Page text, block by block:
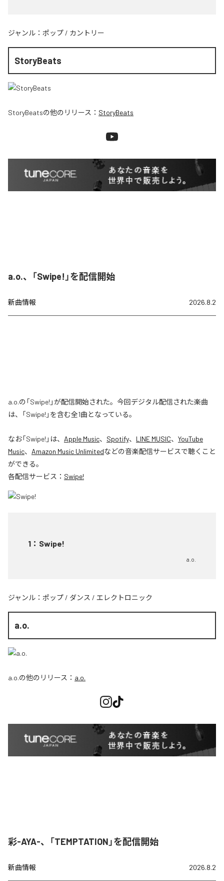
ジャンル： ポップ / カントリー
StoryBeats
StoryBeatsの他のリリース： StoryBeats
a.o.、「Swipe!」を配信開始
新曲情報 2026.8.2
a.o.の「Swipe!」が配信開始された。今回デジタル配信された楽曲
は、「Swipe!」を含む全1曲となっている。
なお「Swipe! 」は、 Apple Music、 Spotify、 LINE MUSIC、 YouTube
Music、 Amazon Music Unlimitedなどの音楽配信サービスで聴くこと
ができる。
各配信サービス： Swipe!
1 ： Swipe!
a.o.
ジャンル： ポップ / ダンス / エレクトロニック
a.o.
a.o.の他のリリース： a.o.
彩-AYA-、「TEMPTATION」を配信開始
新曲情報 2026.8.2